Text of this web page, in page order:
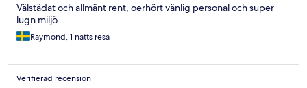
Välstädat och allmänt rent, oerhört vänlig personal och super
lugn miljö
Raymond, 1 natts resa
Verifierad recension